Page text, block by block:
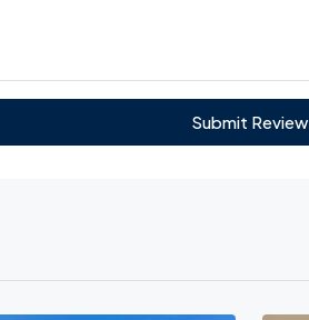
Submit Review